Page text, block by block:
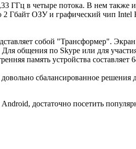
ГГц в четыре потока. В нем
Гбайт ОЗУ и графический чип
собой "Трансформер".
по Skype или для
память устройства
сбалансированное решения
достаточно посетить